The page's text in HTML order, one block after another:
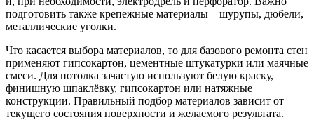
подготовить также крепежные материалы – шурупы, дюбели,
металлические уголки.
Что касается выбора материалов, то для базового ремонта стен
применяют гипсокартон, цементные штукатурки или маячные
смеси. Для потолка зачастую используют белую краску,
финишную шпаклёвку, гипсокартон или натяжные
конструкции. Правильный подбор материалов зависит от
текущего состояния поверхности и желаемого результата.